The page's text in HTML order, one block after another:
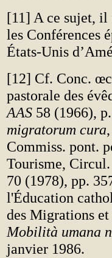
[11] A ce sujet, il
les Conférences
États-Unis
[12] Cf. Conc.
pastorale des
AAS 58 (1966),
migratorum cura
Commiss. pont.
Tourisme, Circul.
70 (1978), pp.
l'Éducation
des Migrations
Mobilità umana
janvier 1986.